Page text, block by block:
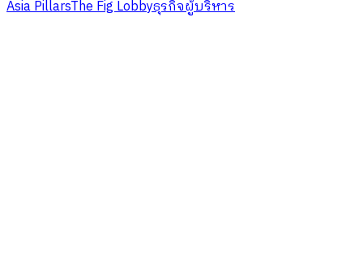
Asia PillarsThe Fig Lobbyธุรกิจผู้บริหาร